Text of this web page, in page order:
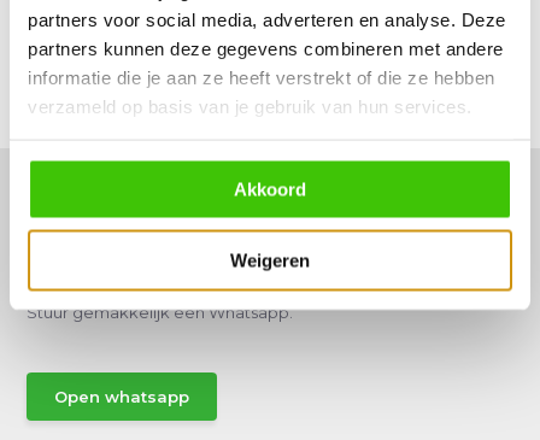
partners voor social media, adverteren en analyse. Deze
partners kunnen deze gegevens combineren met andere
informatie die je aan ze heeft verstrekt of die ze hebben
verzameld op basis van je gebruik van hun services.
Akkoord
Weigeren
Reviews
Delen
Hulp of advies nodig?
Vraag het een van onze specialisten!
Stuur gemakkelijk een Whatsapp.
Open whatsapp